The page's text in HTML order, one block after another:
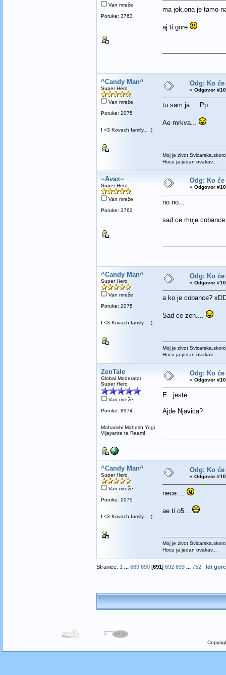
Van mreže
Poruke: 3763
ma jok,ona je tamo
aj ti gore
^Candy Man^
Super Hero
Van mreže
Poruke: 2075
I <3 Kovach family... :)
Odg: Ko
« Odgovor
tu sam ja... :Pp
Ae mrkva...
Moj je zivot
Hocu ja jedan ovakav...
~Avax~
Super Hero
Van mreže
Poruke: 3763
Odg: Ko
« Odgovor
no no...
sad ce moje
^Candy Man^
Super Hero
Van mreže
Poruke: 2075
I <3 Kovach family... :)
Odg: Ko
« Odgovor
a ko je cobance?
Sad ce zen....
Moj je zivot
Hocu ja jedan ovakav...
ZenTale
Global Moderator
Super Hero
Van mreže
Poruke: 8974
Maharishi Mahesh Yogi
Vijayante ta Raam!
Odg: Ko
« Odgovor
E.. jeste.
Ajde Njavica?
^Candy Man^
Super Hero
Van mreže
Poruke: 2075
I <3 Kovach family... :)
Odg: Ko
« Odgovor
nece....
ae ti o5...
Moj je zivot
Hocu ja jedan ovakav...
Stranice: 1 ... 689 690[691] 692 693 ... 752 Idi gore